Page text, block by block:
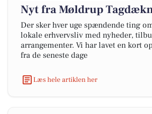
Nyt fra Møldrup
Der sker hver uge spændende ting
lokale erhvervsliv med nyheder,
arrangementer. Vi har lavet en kort
fra de seneste dage
Læs hele artiklen her